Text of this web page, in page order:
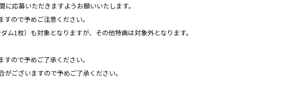
応募いただきますようお願いいたします。
ので予めご注意ください。
ム1枚）も対象となりますが、その他特典は対象外となります。
ので予めご了承ください。
ございますので予めご了承ください。